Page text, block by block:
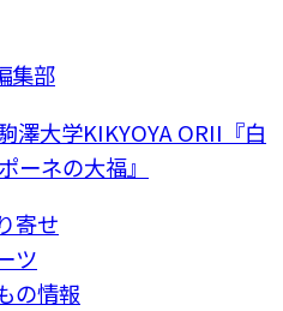
集部
澤大学KIKYOYA ORII『白
ーネの大福』
寄せ
ツ
の情報